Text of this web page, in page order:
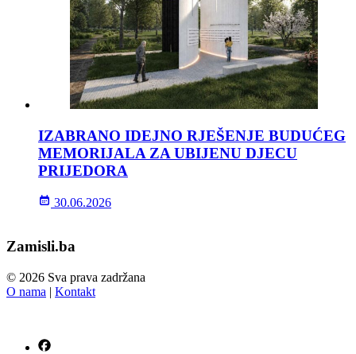
IZABRANO IDEJNO RJEŠENJE BUDUĆEG
MEMORIJALA ZA UBIJENU DJECU
PRIJEDORA
30.06.2026
Zamisli.ba
© 2026 Sva prava zadržana
O nama | Kontakt